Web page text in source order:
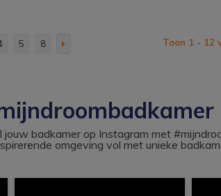
5 8 Toon 1 - 12
badkamer op Instagram met
omgeving vol met unieke